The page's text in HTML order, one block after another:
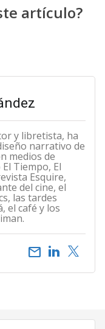
artículo?
y libretista, ha
narrativo de
medios de
Tiempo, El
Esquire,
del cine, el
las tardes
el café y los
email